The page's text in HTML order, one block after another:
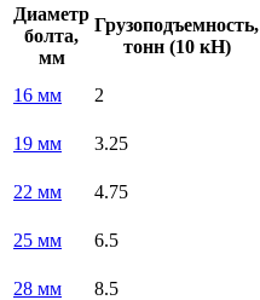
Диаметр
болта,
мм
Грузоподъемность,
тонн (10 кН)
16 мм 2
19 мм 3.25
22 мм 4.75
25 мм 6.5
28 мм 8.5